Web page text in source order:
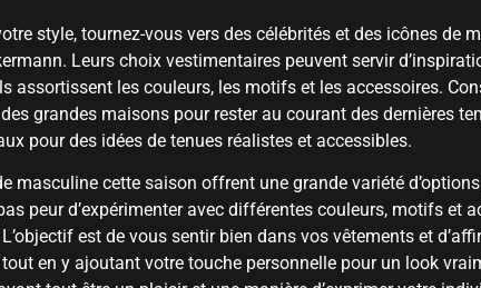
style, tournez-vous vers des célébrités et des icônes de
Leurs choix vestimentaires peuvent servir
assortissent les couleurs, les motifs et les accessoires.
grandes maisons pour rester au courant des dernières
pour des idées de tenues réalistes et accessibles.
masculine cette saison offrent une grande variété
peur d’expérimenter avec différentes couleurs, motifs et
est de vous sentir bien dans vos vêtements et
en y ajoutant votre touche personnelle pour un look